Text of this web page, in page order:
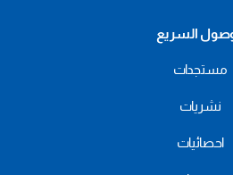
السريع
مستجدات
نشريات
احصائيات